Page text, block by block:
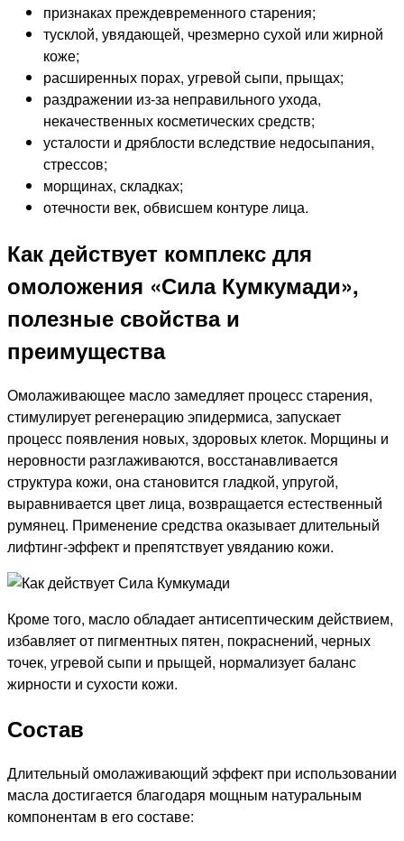
признаках преждевременного старения;
тусклой, увядающей, чрезмерно сухой или жирной
коже;
расширенных порах, угревой сыпи, прыщах;
раздражении из-за неправильного ухода,
некачественных косметических средств;
усталости и дряблости вследствие недосыпания,
стрессов;
морщинах, складках;
отечности век, обвисшем контуре лица.
Как действует комплекс для
омоложения «Сила Кумкумади»,
полезные свойства и
преимущества
Омолаживающее масло замедляет процесс старения,
стимулирует регенерацию эпидермиса, запускает
процесс появления новых, здоровых клеток. Морщины и
неровности разглаживаются, восстанавливается
структура кожи, она становится гладкой, упругой,
выравнивается цвет лица, возвращается естественный
румянец. Применение средства оказывает длительный
лифтинг-эффект и препятствует увяданию кожи.
Кроме того, масло обладает антисептическим действием,
избавляет от пигментных пятен, покраснений, черных
точек, угревой сыпи и прыщей, нормализует баланс
жирности и сухости кожи.
Состав
Длительный омолаживающий эффект при использовании
масла достигается благодаря мощным натуральным
компонентам в его составе: